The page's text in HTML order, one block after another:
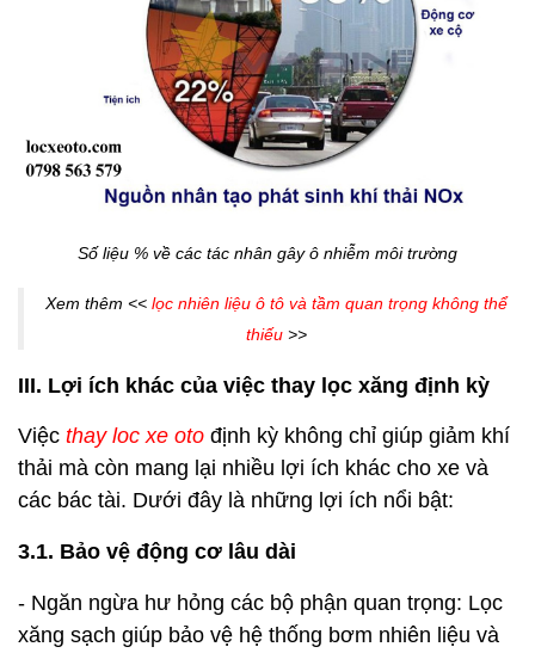
Số liệu % về các tác nhân gây ô nhiễm môi trường
Xem thêm << lọc nhiên liệu ô tô và tầm quan trọng không thể
thiếu >>
III. Lợi ích khác của việc thay lọc xăng định kỳ
Việc thay loc xe oto định kỳ không chỉ giúp giảm khí
thải mà còn mang lại nhiều lợi ích khác cho xe và
các bác tài. Dưới đây là những lợi ích nổi bật:
3.1. Bảo vệ động cơ lâu dài
- Ngăn ngừa hư hỏng các bộ phận quan trọng: Lọc
xăng sạch giúp bảo vệ hệ thống bơm nhiên liệu và